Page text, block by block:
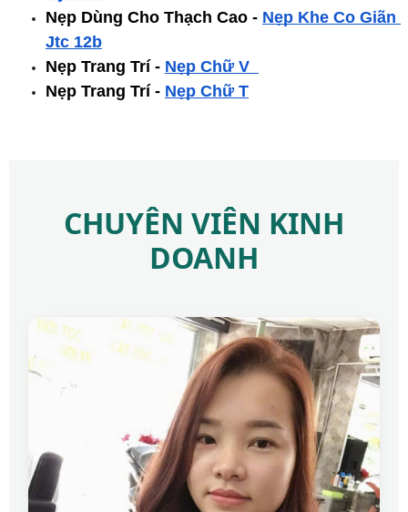
Nẹp Dùng Cho Thạch Cao - Nẹp Khe Co Giãn
Jtc 12b
Nẹp Trang Trí - Nẹp Chữ V
Nẹp Trang Trí - Nẹp Chữ T
CHUYÊN VIÊN KINH
DOANH